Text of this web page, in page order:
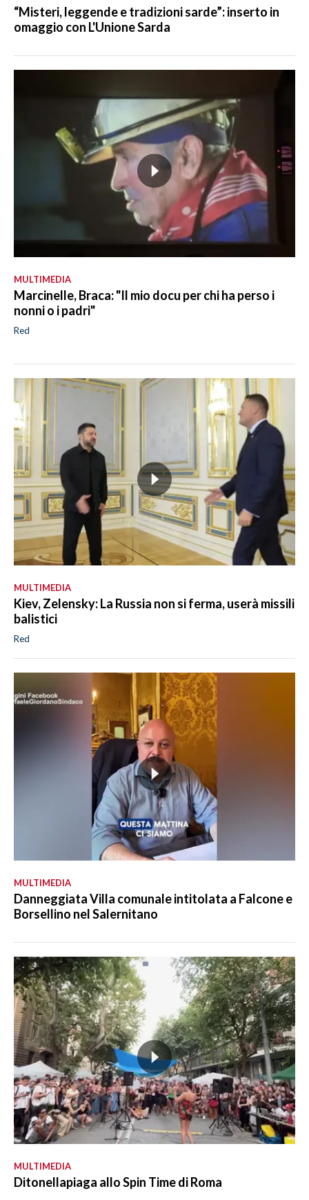
“Misteri, leggende e tradizioni sarde”: inserto in
omaggio con L'Unione Sarda
MULTIMEDIA
Marcinelle, Braca: "Il mio docu per chi ha perso i
nonni o i padri"
Red
MULTIMEDIA
Kiev, Zelensky: La Russia non si ferma, userà missili
balistici
Red
MULTIMEDIA
Danneggiata Villa comunale intitolata a Falcone e
Borsellino nel Salernitano
MULTIMEDIA
Ditonellapiaga allo Spin Time di Roma